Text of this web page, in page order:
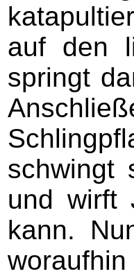
auf den
springt
schwingt
und wirft
kann.